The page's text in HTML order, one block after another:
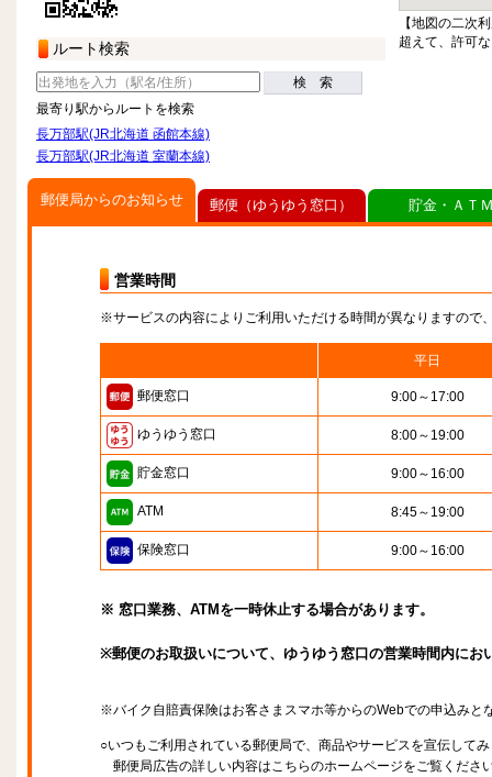
ルート検索
検 索
最寄り駅からルートを検索
長万部駅(JR北海道 函館本線)
長万部駅(JR北海道 室蘭本線)
【地図の二次
超えて、許可
郵便局からのお知らせ
営業時間
※サービスの内容によりご利用いただける時間が異なりますので
平日
郵便窓口 9:00～17:00
ゆうゆう窓口 8:00～19:00
貯金窓口 9:00～16:00
ATM 8:45～19:00
保険窓口 9:00～16:00
※ 窓口業務、ATMを一時休止する場合があります。
※郵便のお取扱いについて、ゆうゆう窓口の営業時間内に
※バイク自賠責保険はお客さまスマホ等からのWebでの申込みと
○いつもご利用されている郵便局で、商品やサービスを宣伝して
郵便局広告の詳しい内容はこちらのホームページをご覧くださ
郵便（ゆうゆう窓口） 貯金・ＡＴ